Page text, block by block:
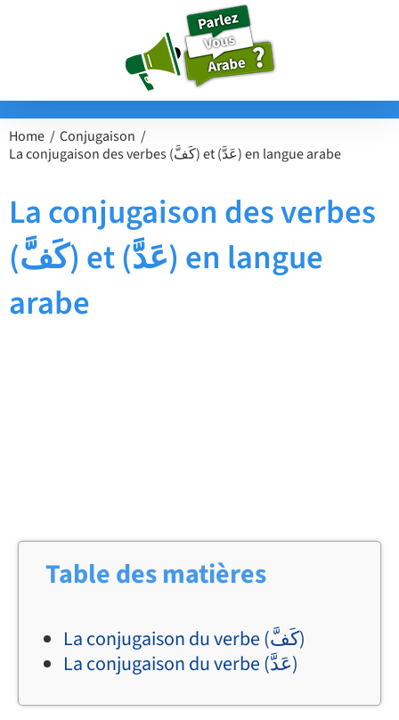
Home
Conjugaison
La conjugaison des verbes (كَفَّ) et (عَدَّ) en langue arabe
La conjugaison des verbes
(كَفَّ) et (عَدَّ) en langue
arabe
Table des matières
La conjugaison du verbe (كَفَّ)
La conjugaison du verbe (عَدَّ)